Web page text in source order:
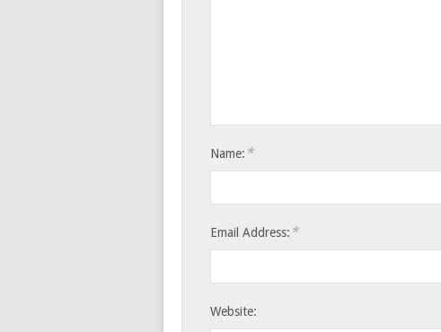
Name: *
Email Address: *
Website: